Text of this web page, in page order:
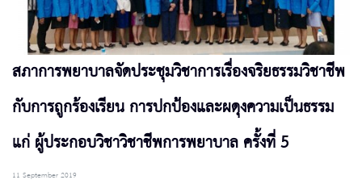
สภาการพยาบาลจัดประชุมวิชาการเรื่องจริยธรรมวิชาชีพ
กับการถูกร้องเรียน การปกป้องและผดุงความเป็นธรรม
แก่ ผู้ประกอบวิชาวิชาชีพการพยาบาล ครั้งที่ 5
11 September 2019